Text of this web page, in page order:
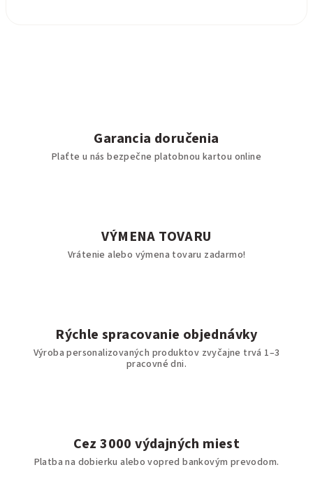
Garancia doručenia
Plaťte u nás bezpečne platobnou kartou online
VÝMENA TOVARU
Vrátenie alebo výmena tovaru zadarmo!
Rýchle spracovanie objednávky
Výroba personalizovaných produktov zvyčajne trvá 1–3
pracovné dni.
Cez 3000 výdajných miest
Platba na dobierku alebo vopred bankovým prevodom.